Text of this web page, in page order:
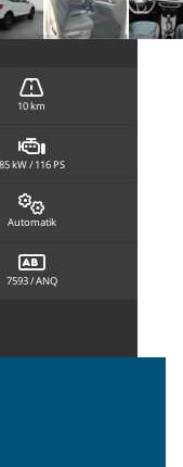
10 km
85 kW / 116 PS
Automatik
7593 / ANQ